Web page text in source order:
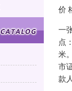
价
一
点
米
市
款